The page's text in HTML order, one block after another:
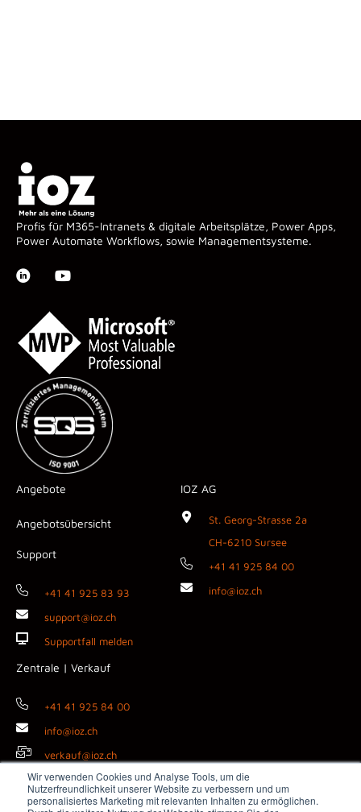
Wir verwenden Cookies und Analyse Tools, um die
Nutzerfreundlichkeit unserer Website zu verbessern und um
personalisiertes Marketing mit relevanten Inhalten zu ermöglichen.
Profis für M365-Intranets & digitale Arbeitsplätze, Power Apps,
Power Automate Workflows, sowie Managementsysteme.
Angebote
Angebotsübersicht
Support
+41 41 925 83 93
support@ioz.ch
Supportfall melden
Zentrale | Verkauf
+41 41 925 84 00
info@ioz.ch
verkauf@ioz.ch
IOZ AG
St. Georg-Strasse 2a
CH-6210 Sursee
+41 41 925 84 00
info@ioz.ch